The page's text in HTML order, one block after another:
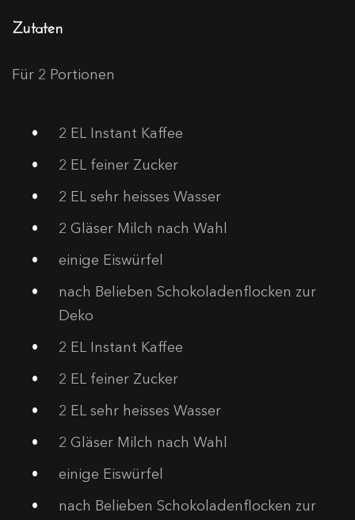
Zutaten
Für 2 Portionen
2 EL Instant Kaffee
2 EL feiner Zucker
2 EL sehr heisses Wasser
2 Gläser Milch nach Wahl
einige Eiswürfel
nach Belieben Schokoladenflocken zur
Deko
2 EL Instant Kaffee
2 EL feiner Zucker
2 EL sehr heisses Wasser
2 Gläser Milch nach Wahl
einige Eiswürfel
nach Belieben Schokoladenflocken zur